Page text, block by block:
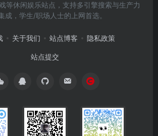
等休闲娱乐站点，支持多引擎搜索与生产力
成，学生/职场人士的上网首选。
关于我们 站点博客 隐私政策
站点提交